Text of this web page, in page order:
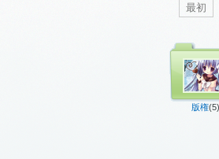
最初
版権(5)